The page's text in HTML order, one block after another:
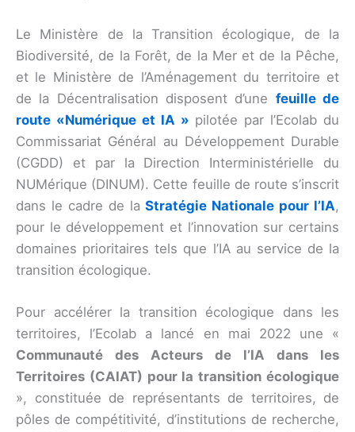
Le Ministère de la Transition écologique, de la
Biodiversité, de la Forêt, de la Mer et de la Pêche,
et le Ministère de l’Aménagement du territoire et
de la Décentralisation disposent d’une feuille de
route «Numérique et IA » pilotée par l’Ecolab du
Commissariat Général au Développement Durable
(CGDD) et par la Direction Interministérielle du
NUMérique (DINUM). Cette feuille de route s’inscrit
dans le cadre de laStratégie Nationale pour l’IA,
pour le développement et l’innovation sur certains
domaines prioritaires tels que l’IA au service de la
transition écologique.
Pour accélérer la transition écologique dans les
territoires, l’Ecolab a lancé en mai 2022 une «
Communauté des Acteurs de l’IA dans les
Territoires (CAIAT) pour la transition écologique
», constituée de représentants de territoires, de
pôles de compétitivité, d’institutions de recherche,